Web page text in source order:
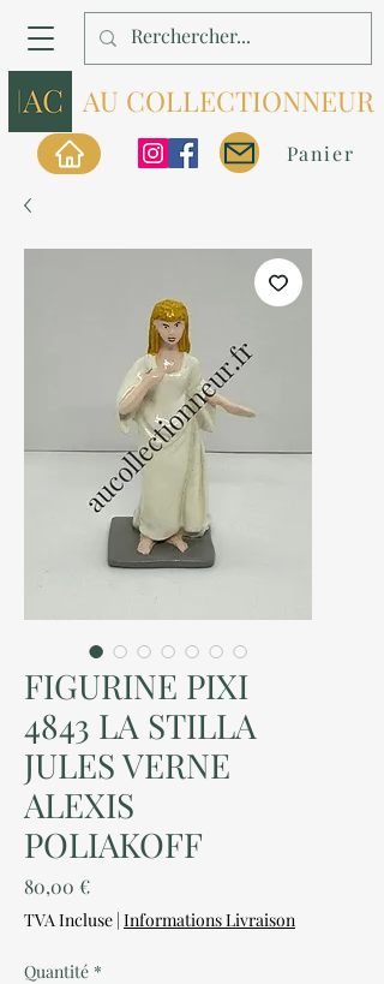
AU COLLECTIONNEUR
Panier
FIGURINE PIXI
4843 LA STILLA
JULES VERNE
ALEXIS
POLIAKOFF
80,00 €Prix
TVA Incluse | Informations Livraison
Quantité *